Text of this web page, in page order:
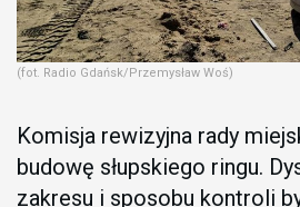
(fot. Radio Gdańsk/Przemysław Woś)
Komisja rewizyjna rady
budowę słupskiego ringu.
zakresu i sposobu kontroli